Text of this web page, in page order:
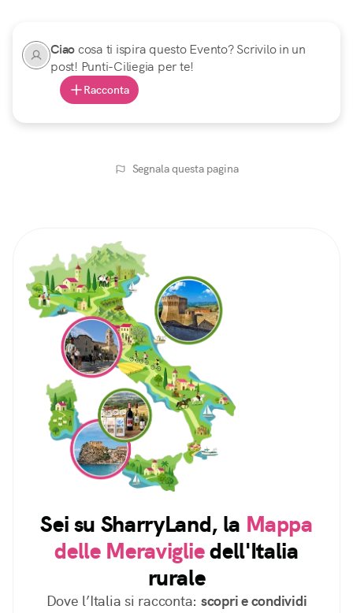
Ciaocosa ti ispira questo Evento? Scrivilo in un
post! Punti-Ciliegia per te!
Racconta
Segnala questa pagina
Sei su SharryLand, la Mappa
delle Meravigliedell'Italia
rurale
Dove l’Italia si racconta: scopri e condividi